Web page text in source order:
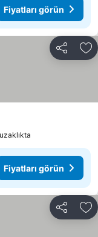
Fiyatları görün
Paylaş
Fiyatları görün
Paylaş